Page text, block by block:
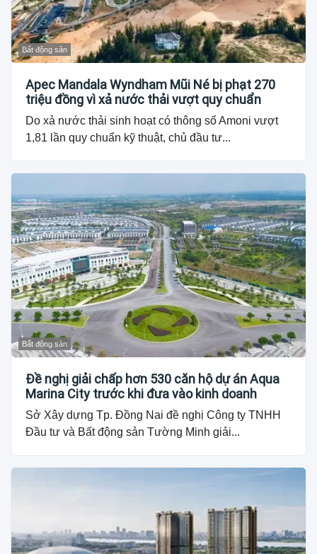
Bất động sản
Apec Mandala Wyndham Mũi Né bị phạt 270
triệu đồng vì xả nước thải vượt quy chuẩn
Do xả nước thải sinh hoạt có thông số Amoni vượt
1,81 lần quy chuẩn kỹ thuật, chủ đầu tư...
Bất động sản
Đề nghị giải chấp hơn 530 căn hộ dự án Aqua
Marina City trước khi đưa vào kinh doanh
Sở Xây dựng Tp. Đồng Nai đề nghị Công ty TNHH
Đầu tư và Bất động sản Tường Minh giải...